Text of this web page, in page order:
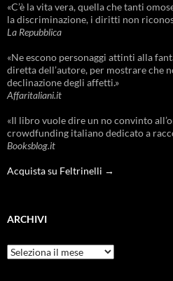
«C’è la vita vera, quella che tanti
la discriminazione, i diritti non
La Repubblica
«Ne escono personaggi attinti alla
diretta dell’autore, per mostrare che
declinazione degli affetti.»
Affaritaliani.it
«Il libro vuole dire un no convinto
crowdfunding italiano dedicato a
Booksblog.it
Acquista su Feltrinelli →
ARCHIVI
Archivi